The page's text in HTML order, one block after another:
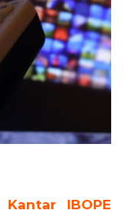
Kantar IBOPE